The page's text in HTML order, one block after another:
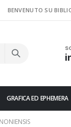
BENVENUTO SU
GRAFICA ED EPHEMERA